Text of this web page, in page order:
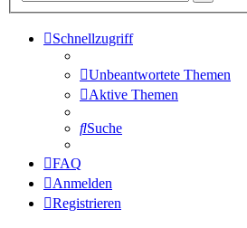
Schnellzugriff
Unbeantwortete Themen
Aktive Themen
Suche
FAQ
Anmelden
Registrieren